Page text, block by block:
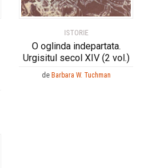
ISTORIE
O oglinda indepartata.
Urgisitul secol XIV (2 vol.)
de Barbara W. Tuchman